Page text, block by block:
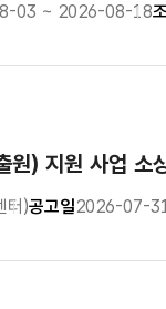
03 ~ 2026-08-18
) 지원 사업 소
터)공고일2026-07-